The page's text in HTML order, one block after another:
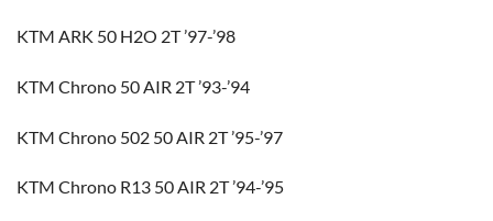
KTM ARK 50 H2O 2T ’97-’98
KTM Chrono 50 AIR 2T ’93-’94
KTM Chrono 502 50 AIR 2T ’95-’97
KTM Chrono R13 50 AIR 2T ’94-’95